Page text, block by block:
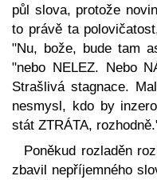
půl slova, protože
to právě ta
"Nu, bože, bude tam
"nebo NELEZ. Nebo
Strašlivá stagnace.
nesmysl, kdo by
stát ZTRÁTA,
Poněkud rozladěn
zbavil nepříjemného